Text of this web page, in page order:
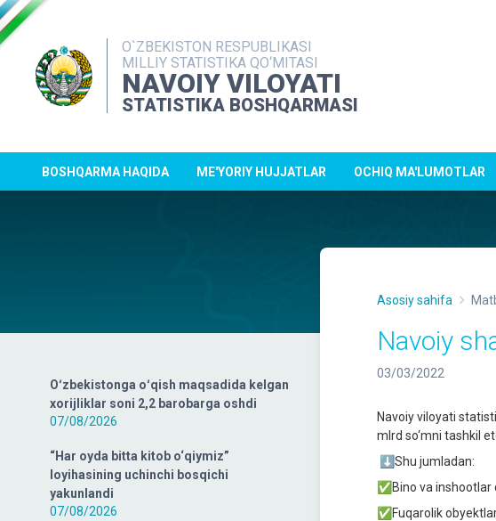
O`ZBEKISTON RESPUBLIKASI
MILLIY STATISTIKA QO‘MITASI
NAVOIY VILOYATI
STATISTIKA BOSHQARMASI
BOSHQARMA HAQIDA ME'YORIY HUJJATLAR OCHIQ MA'LUMOTLAR
Oʻzbekistonga oʻqish maqsadida kelgan
xorijliklar soni 2,2 barobarga oshdi
07/08/2026
“Har oyda bitta kitob o‘qiymiz”
loyihasining uchinchi bosqichi
yakunlandi
07/08/2026
Asosiy sahifa
Navoiy
03/03/2022
Navoiy viloyati
mlrd so‘mni tashkil
⬇️Shu jumladan:
✅Bino va inshootlar
✅Fuqarolik